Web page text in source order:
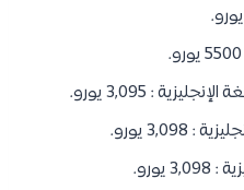
: 3,095 يورو.
يورو.